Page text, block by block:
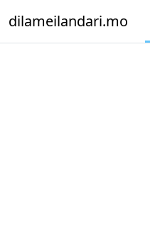
dilameilandari.mo